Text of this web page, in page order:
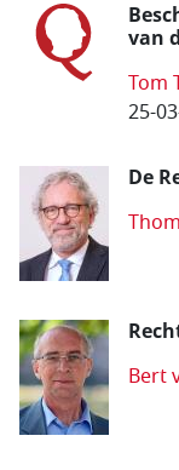
van
Tom
25-
De
Bert